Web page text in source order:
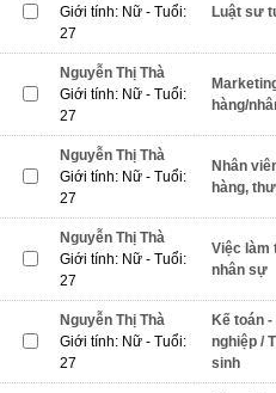
Giới tính: Nữ - Tuổi:
27
Luật sư
Nguyễn Thị Thà
Giới tính: Nữ - Tuổi:
27
hàng/
Nguyễn Thị Thà
Giới tính: Nữ - Tuổi:
27
Nhân
hàng,
Nguyễn Thị Thà
Giới tính: Nữ - Tuổi:
27
Việc làm
nhân sự
Nguyễn Thị Thà
Giới tính: Nữ - Tuổi:
27
Kế toán
nghiệp /
sinh